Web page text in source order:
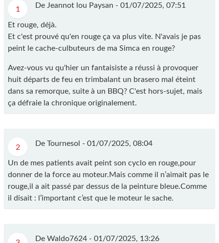
1 De Jeannot lou Paysan - 01/07/2025, 07:51
Et rouge, déjà.
Et c'est prouvé qu'en rouge ça va plus vite. N'avais je pas
peint le cache-culbuteurs de ma Simca en rouge?
Avez-vous vu qu'hier un fantaisiste a réussi à provoquer
huit départs de feu en trimbalant un brasero mal éteint
dans sa remorque, suite à un BBQ? C'est hors-sujet, mais
ça défraie la chronique originalement.
2 De Tournesol - 01/07/2025, 08:04
Un de mes patients avait peint son cyclo en rouge,pour
donner de la force au moteur.Mais comme il n’aimait pas le
rouge,il a ait passé par dessus de la peinture bleue.Comme
il disait : l’important c’est que le moteur le sache.
De Waldo7624 - 01/07/2025, 13:26